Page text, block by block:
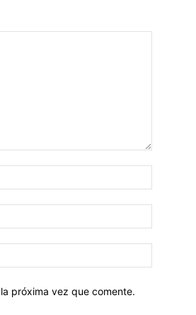
web:
próxima vez que comente.